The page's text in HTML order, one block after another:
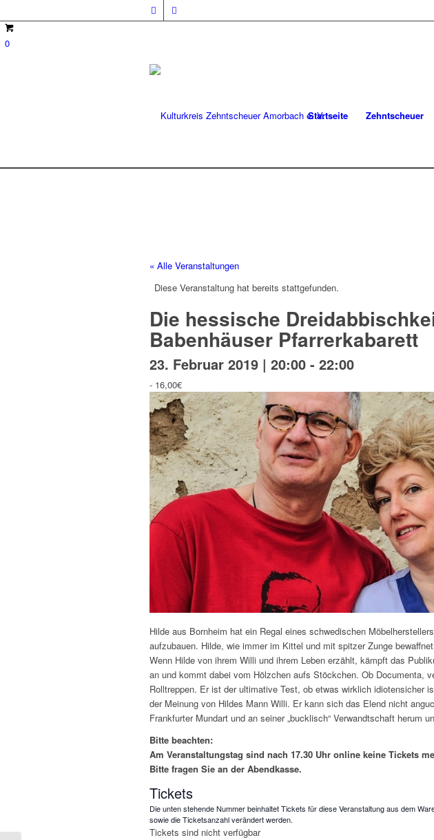
0
Startseite Zehntscheuer
« Alle Veranstaltungen
Diese Veranstaltung hat bereits stattgefunden.
Die hessische
Babenhäuser Pfarrerkabarett
23. Februar 2019 | 20:00 - 22:00
- 16,00€
Hilde aus Bornheim hat ein Regal eines schwedischen
aufzubauen. Hilde, wie immer im Kittel und mit spitzer Zunge
Wenn Hilde von ihrem Willi und ihrem Leben erzählt, kämpft das
an und kommt dabei vom Hölzchen aufs Stöckchen. Ob Documenta,
Rolltreppen. Er ist der ultimative Test, ob etwas wirklich idiotensicher
der Meinung von Hildes Mann Willi. Er kann sich das Elend nicht
Frankfurter Mundart und an seiner „bucklisch“ Verwandtschaft herum
Bitte beachten:
Am Veranstaltungstag sind nach 17.30 Uhr online keine Tickets
Bitte fragen Sie an der Abendkasse.
Tickets
Die unten stehende Nummer beinhaltet Tickets für diese Veranstaltung aus dem
sowie die Ticketsanzahl verändert werden.
Tickets sind nicht verfügbar